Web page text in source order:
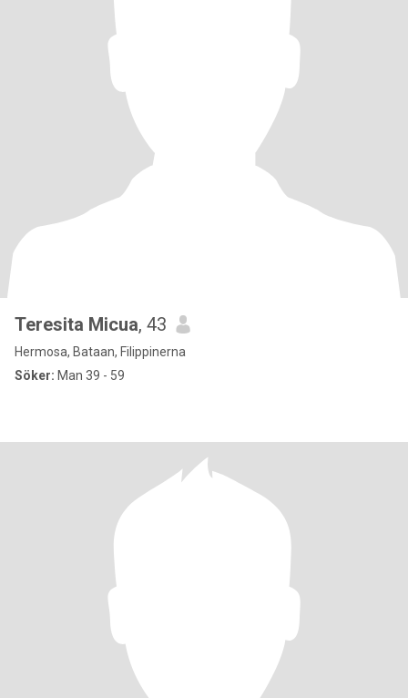
Teresita Micua, 43
Hermosa, Bataan, Filippinerna
Söker: Man 39 - 59